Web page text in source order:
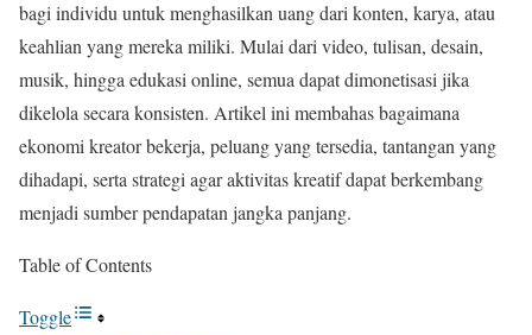
bagi individu untuk menghasilkan uang dari konten, karya, atau
keahlian yang mereka miliki. Mulai dari video, tulisan, desain,
musik, hingga edukasi online, semua dapat dimonetisasi jika
dikelola secara konsisten. Artikel ini membahas bagaimana
ekonomi kreator bekerja, peluang yang tersedia, tantangan yang
dihadapi, serta strategi agar aktivitas kreatif dapat berkembang
menjadi sumber pendapatan jangka panjang.
Table of Contents
Toggle